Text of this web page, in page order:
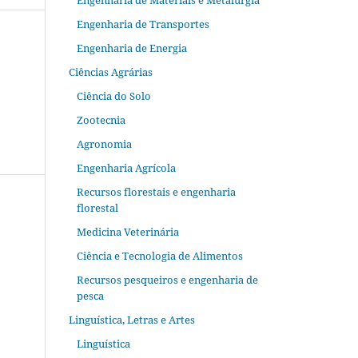
Engenharia de Transportes
Engenharia de Energia
Ciências Agrárias
Ciência do Solo
Zootecnia
Agronomia
Engenharia Agrícola
Recursos florestais e engenharia
florestal
Medicina Veterinária
Ciência e Tecnologia de Alimentos
Recursos pesqueiros e engenharia de
pesca
Linguística, Letras e Artes
Linguística